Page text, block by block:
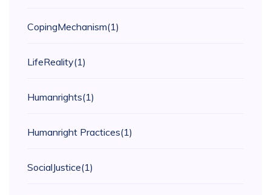
CopingMechanism(1)
LifeReality(1)
Humanrights(1)
Humanright Practices(1)
SocialJustice(1)